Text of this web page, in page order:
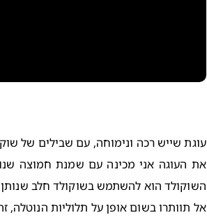
עוגת שייש רכה ונימוחה, עם שבילים של
את העוגה אני מכינה עם שמנת חמוצה
השוקולד הוא להשתמש בשוקולד חלב
אל תוותרו בשום אופן על תלוליות הנוטלה,